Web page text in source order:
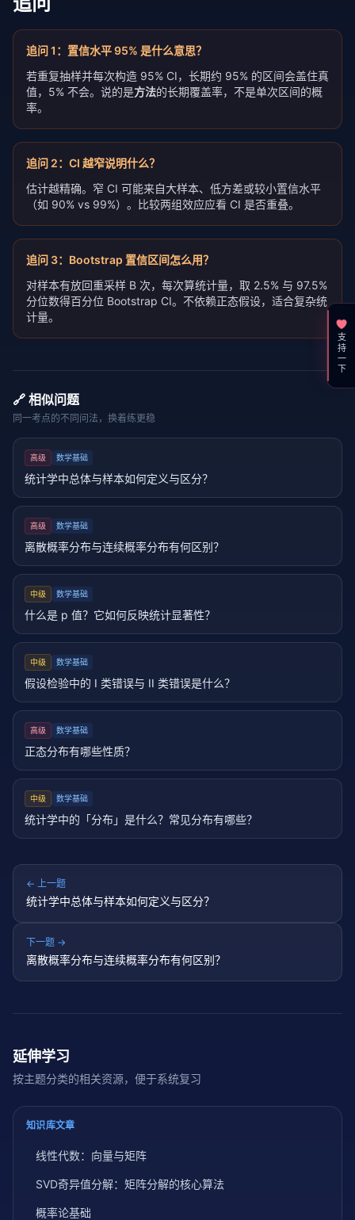
追问1 ： 置信水平 95% 是什么意思？
若重复抽样并每次构造 95% CI，长期约 95% 的区间会盖住真
值，5% 不会。说的是方法的长期覆盖率，不是单次区间的概
率。
追问 2： CI 越窄说明什么？
估计越精确。窄 CI 可能来自大样本、低方差或较小置信水平
（如 90% vs 99%）。比较两组效应应看 CI 是否重叠。
追问 3： Bootstrap 置信区间怎么用？
对样本有放回重采样 B 次，每次算统计量，取 2.5% 与 97.5%
分位数得百分位 Bootstrap CI。不依赖正态假设，适合复杂统
计量。
🔗 相似问题
同一考点的不同问法，换着练更稳
高级 数学基础
统计学中总体与样本如何定义与区分？
高级 数学基础
离散概率分布与连续概率分布有何区别？
中级 数学基础
什么是 p 值？它如何反映统计显著性？
中级 数学基础
假设检验中的 I 类错误与 II 类错误是什么？
高级 数学基础
正态分布有哪些性质？
中级 数学基础
统计学中的「分布」是什么？常见分布有哪些？
← 上一题
统计学中总体与样本如何定义与区分？
下一题 →
离散概率分布与连续概率分布有何区别？
延伸学习
按主题分类的相关资源，便于系统复习
知识库文章
线性代数：向量与矩阵
SVD奇异值分解：矩阵分解的核心算法
概率论基础
支持一下